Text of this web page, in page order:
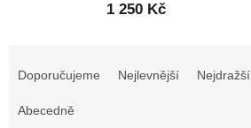
1 250 Kč
Doporučujeme Nejlevnější Nejdražší
Abecedně